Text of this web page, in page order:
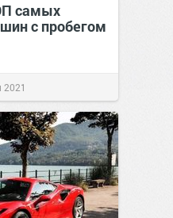
самых
с пробегом